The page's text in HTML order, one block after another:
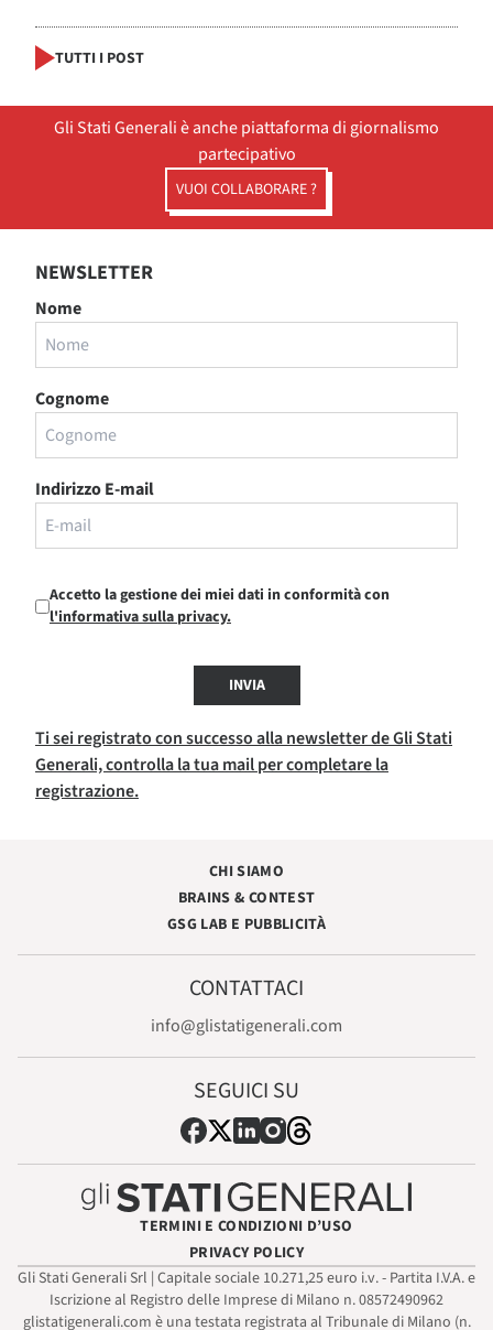
TUTTI I POST
Gli Stati Generali è anche piattaforma di giornalismo
partecipativo
VUOI COLLABORARE ?
NEWSLETTER
Nome
Cognome
Indirizzo E-mail
Accetto la gestione dei miei dati in conformità con
l'informativa sulla privacy.
INVIA
Ti sei registrato con successo alla newsletter de Gli Stati
Generali, controlla la tua mail per completare la
registrazione.
CHI SIAMO
BRAINS & CONTEST
GSG LAB E PUBBLICITÀ
CONTATTACI
info@glistatigenerali.com
SEGUICI SU
TERMINI E CONDIZIONI D’USO
PRIVACY POLICY
Gli Stati Generali Srl | Capitale sociale 10.271,25 euro i.v. - Partita I.V.A. e
Iscrizione al Registro delle Imprese di Milano n. 08572490962
glistatigenerali.com è una testata registrata al Tribunale di Milano (n.